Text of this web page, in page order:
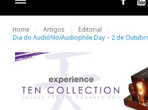
Home Artigos
Editorial
Dia do Audiófilo/Audiophile Day – 2 de